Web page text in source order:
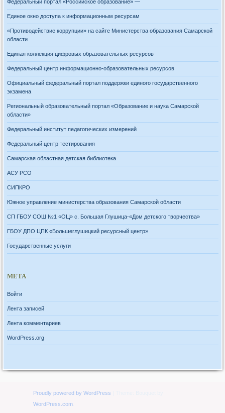
Федеральный портал «Российское образование» —
Единое окно доступа к информационным ресурсам
«Противодействие коррупции» на сайте Министерства образования Самарской
области
Единая коллекция цифровых образовательных ресурсов
Федеральный центр информационно-образовательных ресурсов
Официальный федеральный портал поддержки единого государственного
экзамена
Региональный образовательный портал «Образование и наука Самарской
области»
Федеральный институт педагогических измерений
Федеральный центр тестирования
Самарская областная детская библиотека
АСУ РСО
СИПКРО
Южное управление министерства образования Самарской области
СП ГБОУ СОШ №1 «ОЦ» с. Большая Глушица-«Дом детского творчества»
ГБОУ ДПО ЦПК «Большеглушицкий ресурсный центр»
Государственные услуги
МЕТА
Войти
Лента записей
Лента комментариев
WordPress.org
Proudly powered by WordPress
WordPress.com